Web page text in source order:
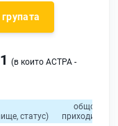
(в които АСТРА -
статус)
общо
приходи